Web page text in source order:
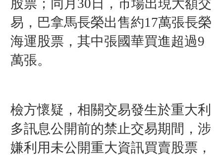
股票；同月30日，市場出現大額交
易，巴拿馬長榮出售約17萬張長榮
海運股票，其中張國華買進超過9
萬張。
檢方懷疑，相關交易發生於重大利
多訊息公開前的禁止交易期間，涉
嫌利用未公開重大資訊買賣股票，